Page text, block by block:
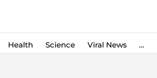
Health Science Viral News …